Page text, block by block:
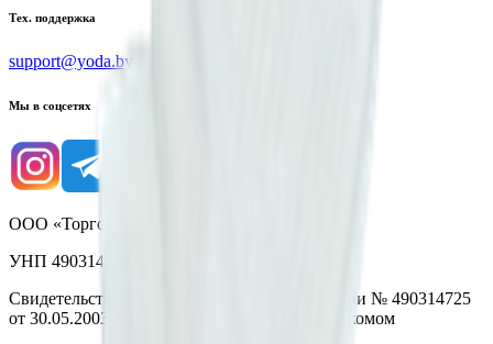
Тех. поддержка
support@yoda.by
Мы в соцсетях
ООО «Торговая сеть «Продмир»
УНП 490314725
Свидетельство о государственной регистрации № 490314725
от 30.05.2003г выдано Гомельским облисполкомом